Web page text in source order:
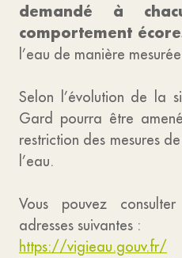
demandé à
comportement
l’eau de manière
Selon l’évolution de la
Gard pourra être
restriction des mesures
l’eau.
Vous pouvez
adresses suivantes :
https://vigieau.gouv.fr/